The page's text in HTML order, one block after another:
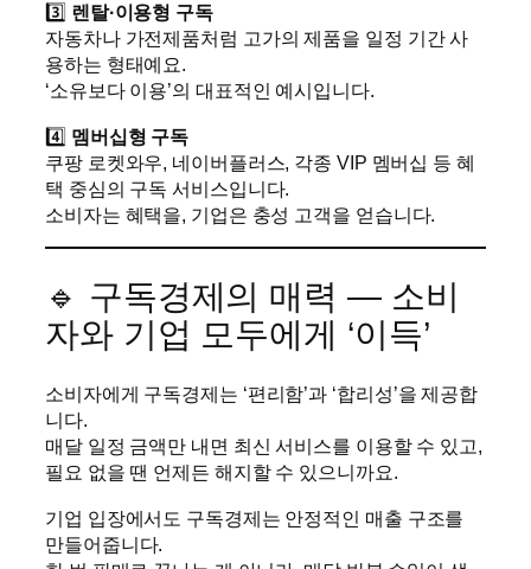
3️⃣ 렌탈·이용형 구독
자동차나 가전제품처럼 고가의 제품을 일정 기간 사
용하는 형태예요.
‘소유보다 이용’의 대표적인 예시입니다.
4️⃣ 멤버십형 구독
쿠팡 로켓와우, 네이버플러스, 각종 VIP 멤버십 등 혜
택 중심의 구독 서비스입니다.
소비자는 혜택을, 기업은 충성 고객을 얻습니다.
🔹 구독경제의 매력 — 소비
자와 기업 모두에게 ‘이득’
소비자에게 구독경제는 ‘편리함’과 ‘합리성’을 제공합
니다.
매달 일정 금액만 내면 최신 서비스를 이용할 수 있고,
필요 없을 땐 언제든 해지할 수 있으니까요.
기업 입장에서도 구독경제는 안정적인 매출 구조를
만들어줍니다.